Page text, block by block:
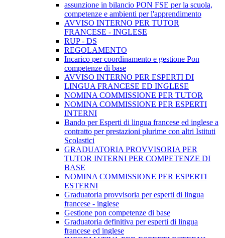
assunzione in bilancio PON FSE per la scuola,
competenze e ambienti per l'apprendimento
AVVISO INTERNO PER TUTOR
FRANCESE - INGLESE
RUP - DS
REGOLAMENTO
Incarico per coordinamento e gestione Pon
competenze di base
AVVISO INTERNO PER ESPERTI DI
LINGUA FRANCESE ED INGLESE
NOMINA COMMISSIONE PER TUTOR
NOMINA COMMISSIONE PER ESPERTI
INTERNI
Bando per Esperti di lingua francese ed inglese a
contratto per prestazioni plurime con altri Istituti
Scolastici
GRADUATORIA PROVVISORIA PER
TUTOR INTERNI PER COMPETENZE DI
BASE
NOMINA COMMISSIONE PER ESPERTI
ESTERNI
Graduatoria provvisoria per esperti di lingua
francese - inglese
Gestione pon competenze di base
Graduatoria definitiva per esperti di lingua
francese ed inglese